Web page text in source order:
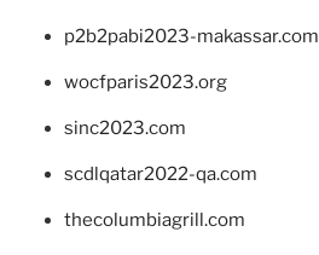
p2b2pabi2023-makassar.com
wocfparis2023.org
sinc2023.com
scdlqatar2022-qa.com
thecolumbiagrill.com